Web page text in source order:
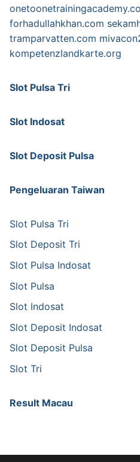
forhadullahkhan.com
tramparvatten.com
kompetenzlandkarte.org
Slot Pulsa Tri
Slot Indosat
Slot Deposit Pulsa
Pengeluaran Taiwan
Slot Pulsa Tri
Slot Deposit Tri
Slot Pulsa Indosat
Slot Pulsa
Slot Indosat
Slot Deposit Indosat
Slot Deposit Pulsa
Slot Tri
Result Macau